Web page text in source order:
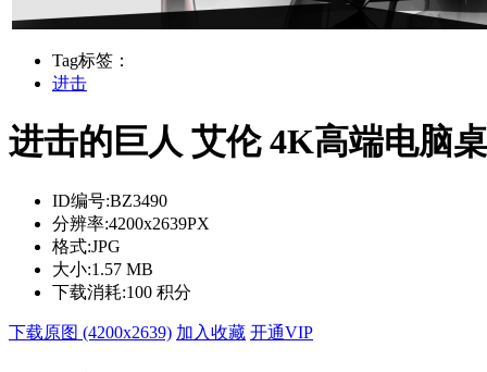
Tag标签：
进击
进击的巨人 艾伦 4K高端电脑
ID编号:BZ3490
分辨率:4200x2639PX
格式:JPG
大小:1.57 MB
下载消耗:100 积分
下载原图 (4200x2639) 加入收藏 开通VIP